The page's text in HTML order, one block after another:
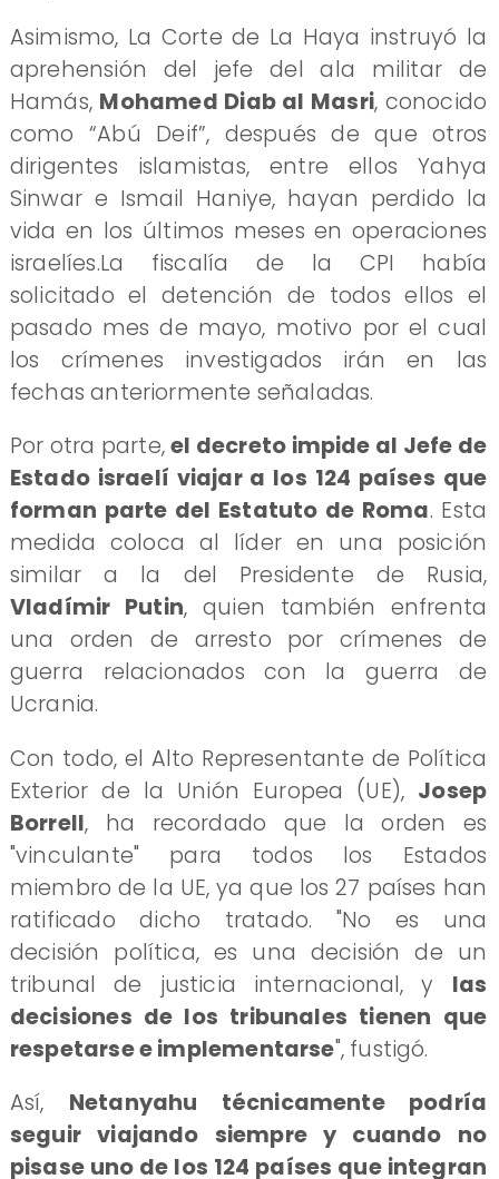
Asimismo, La Corte de La Haya instruyó la
aprehensión del jefe del ala militar de
Hamás, Mohamed Diab al Masri, conocido
como “Abú Deif”, después de que otros
dirigentes islamistas, entre ellos Yahya
Sinwar e Ismail Haniye, hayan perdido la
vida en los últimos meses en operaciones
israelíes.La fiscalía de la CPI había
solicitado el detención de todos ellos el
pasado mes de mayo, motivo por el cual
los crímenes investigados irán en las
fechas anteriormente señaladas.
Por otra parte,el decreto impide al Jefe de
Estado israelí viajar a los 124 países que
forman parte del Estatuto de Roma. Esta
medida coloca al líder en una posición
similar a la del Presidente de Rusia,
Vladímir Putin, quien también enfrenta
una orden de arresto por crímenes de
guerra relacionados con la guerra de
Ucrania.
Con todo, el Alto Representante de Política
Exterior de la Unión Europea (UE), Josep
Borrell, ha recordado que la orden es
"vinculante" para todos los Estados
miembro de la UE, ya que los 27 países han
ratificado dicho tratado. "No es una
decisión política, es una decisión de un
tribunal de justicia internacional, y las
decisiones de los tribunales tienen que
respetarse e implementarse", fustigó.
​Así, Netanyahu técnicamente podría
seguir viajando siempre y cuando no
pisase uno de los 124 países que integran